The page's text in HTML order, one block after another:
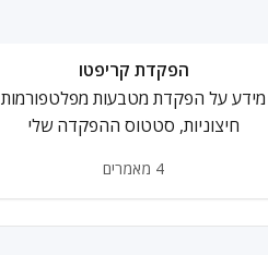
הפקדת קריפטו
מידע על הפקדת מטבעות מפלטפורמות
חיצוניות, סטטוס ההפקדה שלי
4 מאמרים